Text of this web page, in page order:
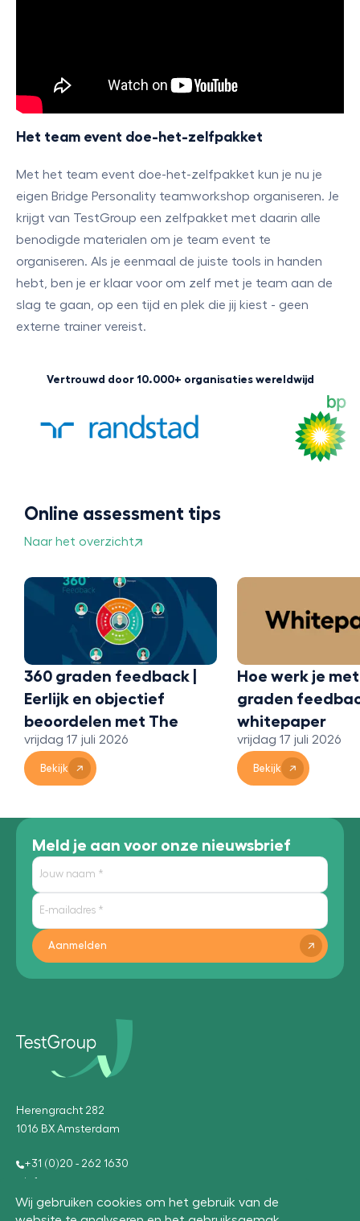
Wij gebruiken cookies om het gebruik van de
Het team event doe-het-zelfpakket
Met het team event doe-het-zelfpakket kun je nu je
eigen Bridge Personality teamworkshop organiseren. Je
krijgt van TestGroup een zelfpakket met daarin alle
benodigde materialen om je team event te
organiseren. Als je eenmaal de juiste tools in handen
hebt, ben je er klaar voor om zelf met je team aan de
slag te gaan, op een tijd en plek die jij kiest - geen
externe trainer vereist.
Vertrouwd door 10.000+ organisaties wereldwijd
Online assessment tips
Naar het overzicht
360 graden feedback |
Eerlijk en objectief
beoordelen met The
Bridge 360
vrijdag 17 juli 2026
Bekijk
Hoe werk je
graden
whitepaper
vrijdag 17 juli 2026
Bekijk
Meld je aan voor onze nieuwsbrief
Aanmelden
Herengracht 282
1016 BX Amsterdam
+31 (0)20 - 262 1630